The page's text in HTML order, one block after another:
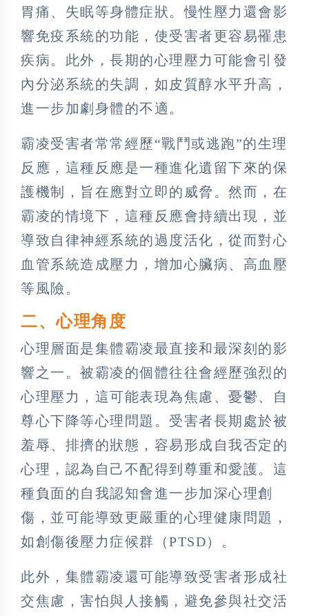
胃痛、失眠等身體症狀。慢性壓力還會影
響免疫系統的功能，使受害者更容易罹患
疾病。此外，長期的心理壓力可能會引發
內分泌系統的失調，如皮質醇水平升高，
進一步加劇身體的不適。
霸凌受害者常常經歷“戰鬥或逃跑”的生理
反應，這種反應是一種進化遺留下來的保
護機制，旨在應對立即的威脅。然而，在
霸凌的情境下，這種反應會持續出現，並
導致自律神經系統的過度活化，從而對心
血管系統造成壓力，增加心臟病、高血壓
等風險。
二、心理角度
心理層面是集體霸凌最直接和最深刻的影
響之一。被霸凌的個體往往會經歷強烈的
心理壓力，這可能表現為焦慮、憂鬱、自
尊心下降等心理問題。受害者長期處於被
羞辱、排擠的狀態，容易形成自我否定的
心理，認為自己不配得到尊重和愛護。這
種負面的自我認知會進一步加深心理創
傷，並可能導致更嚴重的心理健康問題，
如創傷後壓力症候群（PTSD）。
此外，集體霸凌還可能導致受害者形成社
交焦慮，害怕與人接觸，避免參與社交活